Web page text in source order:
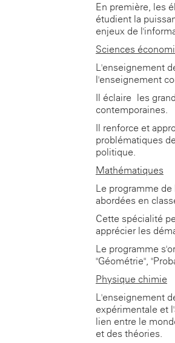
En première, les
étudient la
enjeux de
Sciences
L'enseignement
l'enseignement
Il éclaire les
contemporaines.
Il renforce et
problématiques
politique.
Mathématiques
Le programme
abordées en
Cette spécialité
apprécier les
Le programme
"Géométrie",
Physique-chimie
L'enseignement
expérimentale et
lien entre le
et des théories.